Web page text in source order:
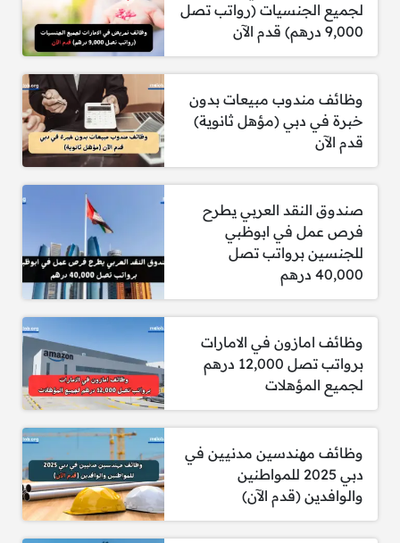
لجميع الجنسيات (رواتب تصل
9,000 درهم) قدم الآن
وظائف مندوب مبيعات بدون
خبرة في دبي (مؤهل ثانوية)
قدم الآن
صندوق النقد العربي يطرح
فرص عمل في ابوظبي
للجنسين برواتب تصل
40,000 درهم
وظائف امازون في الامارات
برواتب تصل 12,000 درهم
لجميع المؤهلات
وظائف مهندسين مدنيين في
دبي 2025 للمواطنين
والوافدين (قدم الآن)